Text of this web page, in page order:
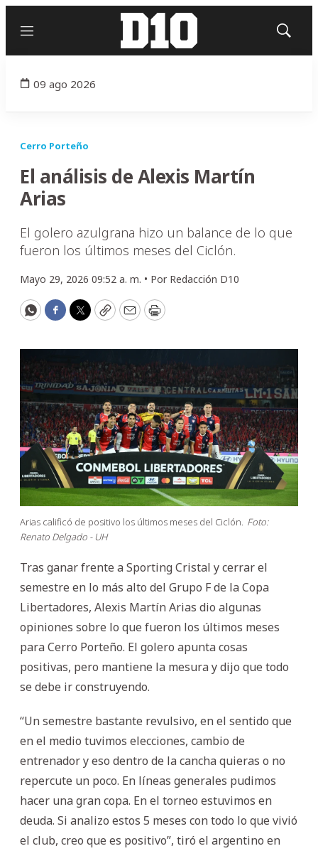
Menú
Mostrar
09 ago 2026
Cerro Porteño
El análisis de Alexis Martín
Arias
El golero azulgrana hizo un balance de lo que
fueron los últimos meses del Ciclón.
Mayo 29, 2026 09:52 a. m. • Por Redacción D10
WhatsApp
Facebook
Twitter
CopyEmailPrint
Arias calificó de positivo los últimos meses del Ciclón. Foto:
Renato Delgado - UH
Tras ganar frente a Sporting Cristal y cerrar el
semestre en lo más alto del Grupo F de la Copa
Libertadores, Alexis Martín Arias dio algunas
opiniones sobre lo que fueron los últimos meses
para Cerro Porteño. El golero apunta cosas
positivas, pero mantiene la mesura y dijo que todo
se debe ir construyendo.
“Un semestre bastante revulsivo, en el sentido que
en el medio tuvimos elecciones, cambio de
entrenador y eso dentro de la cancha quieras o no
repercute un poco. En líneas generales pudimos
hacer una gran copa. En el torneo estuvimos en
deuda. Si analizo estos 5 meses con todo lo que vivió
el club, creo que es positivo”, tiró el argentino en